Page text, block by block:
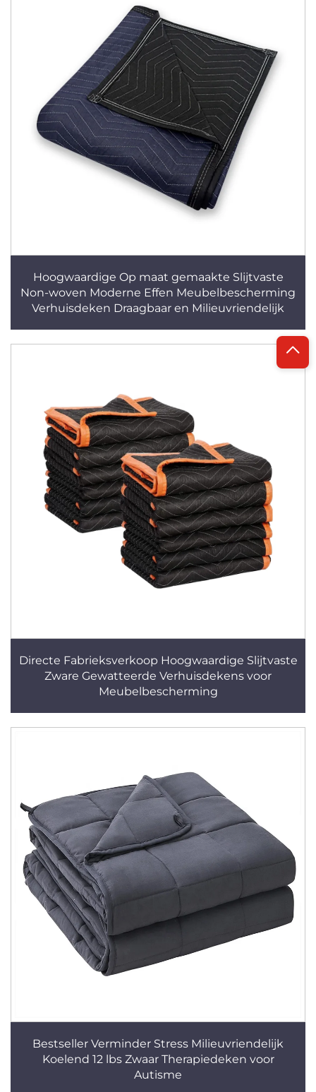
Hoogwaardige Op maat gemaakte Slijtvaste
Non-woven Moderne Effen Meubelbescherming
Verhuisdeken Draagbaar en Milieuvriendelijk
Directe Fabrieksverkoop Hoogwaardige Slijtvaste
Zware Gewatteerde Verhuisdekens voor
Meubelbescherming
Bestseller Verminder Stress Milieuvriendelijk
Koelend 12 lbs Zwaar Therapiedeken voor
Autisme